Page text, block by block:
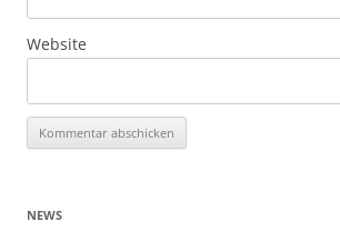
Website
NEWS